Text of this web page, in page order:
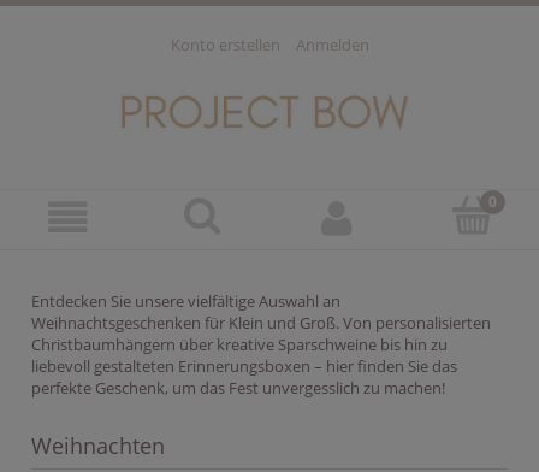
Konto erstellen Anmelden
Entdecken Sie unsere vielfältige Auswahl an
Weihnachtsgeschenken für Klein und Groß. Von personalisierten
Christbaumhängern über kreative Sparschweine bis hin zu
liebevoll gestalteten Erinnerungsboxen – hier finden Sie das
perfekte Geschenk, um das Fest unvergesslich zu machen!
Weihnachten